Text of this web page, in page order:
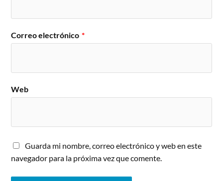
Correo electrónico *
Web
Guarda mi nombre, correo electrónico y web en este
navegador para la próxima vez que comente.